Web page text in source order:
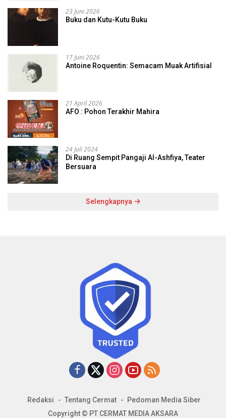
23 Juni 2026
Buku dan Kutu-Kutu Buku
17 Juni 2026
Antoine Roquentin: Semacam Muak Artifisial
21 April 2026
AFO : Pohon Terakhir Mahira
24 Juli 2024
Di Ruang Sempit Pangaji Al-Ashfiya, Teater
Bersuara
Selengkapnya
Redaksi Tentang Cermat
Pedoman Media Siber
Copyright © PT CERMAT MEDIA AKSARA